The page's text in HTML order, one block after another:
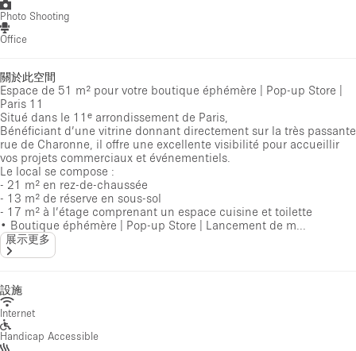
Photo Shooting
Office
關於此空間
Espace de 51 m² pour votre boutique éphémère | Pop-up Store |
Paris 11
Situé dans le 11ᵉ arrondissement de Paris,
Bénéficiant d’une vitrine donnant directement sur la très passante
rue de Charonne, il offre une excellente visibilité pour accueillir
vos projets commerciaux et événementiels.
Le local se compose :
- 21 m² en rez-de-chaussée
- 13 m² de réserve en sous-sol
- 17 m² à l’étage comprenant un espace cuisine et toilette
• Boutique éphémère | Pop-up Store | Lancement de m...
展示更多
設施
Internet
Handicap Accessible